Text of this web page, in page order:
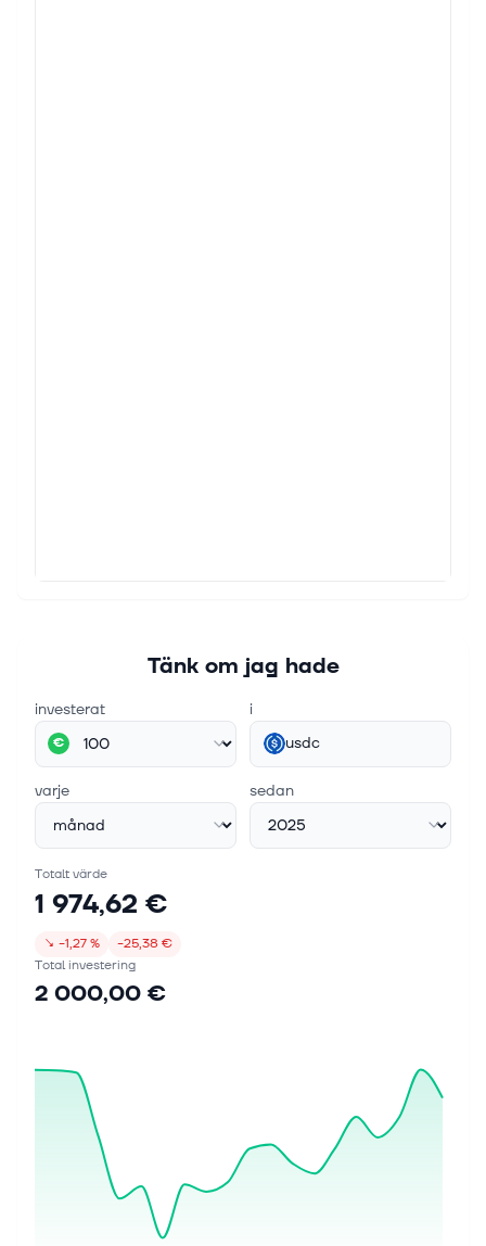
Tänk om jag hade
investerat
€
i
usdc
varje sedan
Totalt värde
1 974,62 €
↘ −1,27 %
−25,38 €
Total investering
2 000,00 €